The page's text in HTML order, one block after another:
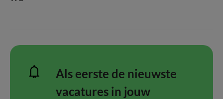
Als eerste de nieuwste
vacatures in jouw